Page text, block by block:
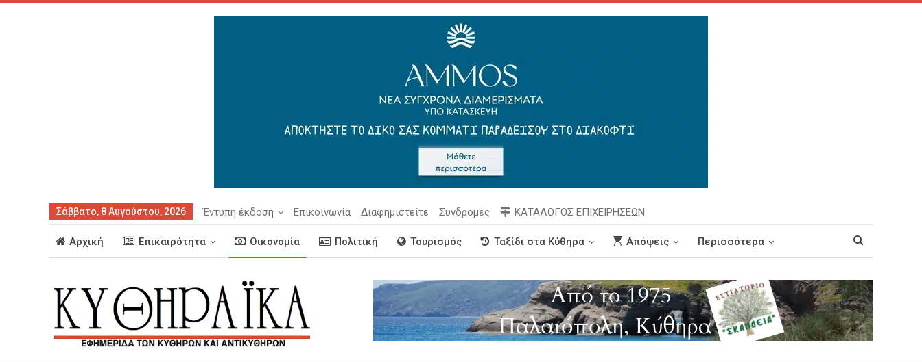
Σάββατο, 8 Αυγούστου, 2026 Έντυπη έκδοση Επικοινωνία Διαφημιστείτε Συνδρομές ΚΑΤΑΛΟΓΟΣ ΕΠΙΧΕΙΡΗΣΕΩΝ
Αρχική Επικαιρότητα Οικονομία Πολιτική Τουρισμός Ταξίδι στα Κύθηρα Απόψεις Περισσότερα